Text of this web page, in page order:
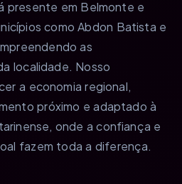
presente em Belmonte e
como Abdon Batista e
as
localidade. Nosso
a economia regional,
próximo e adaptado à
onde a confiança e
fazem toda a diferença.